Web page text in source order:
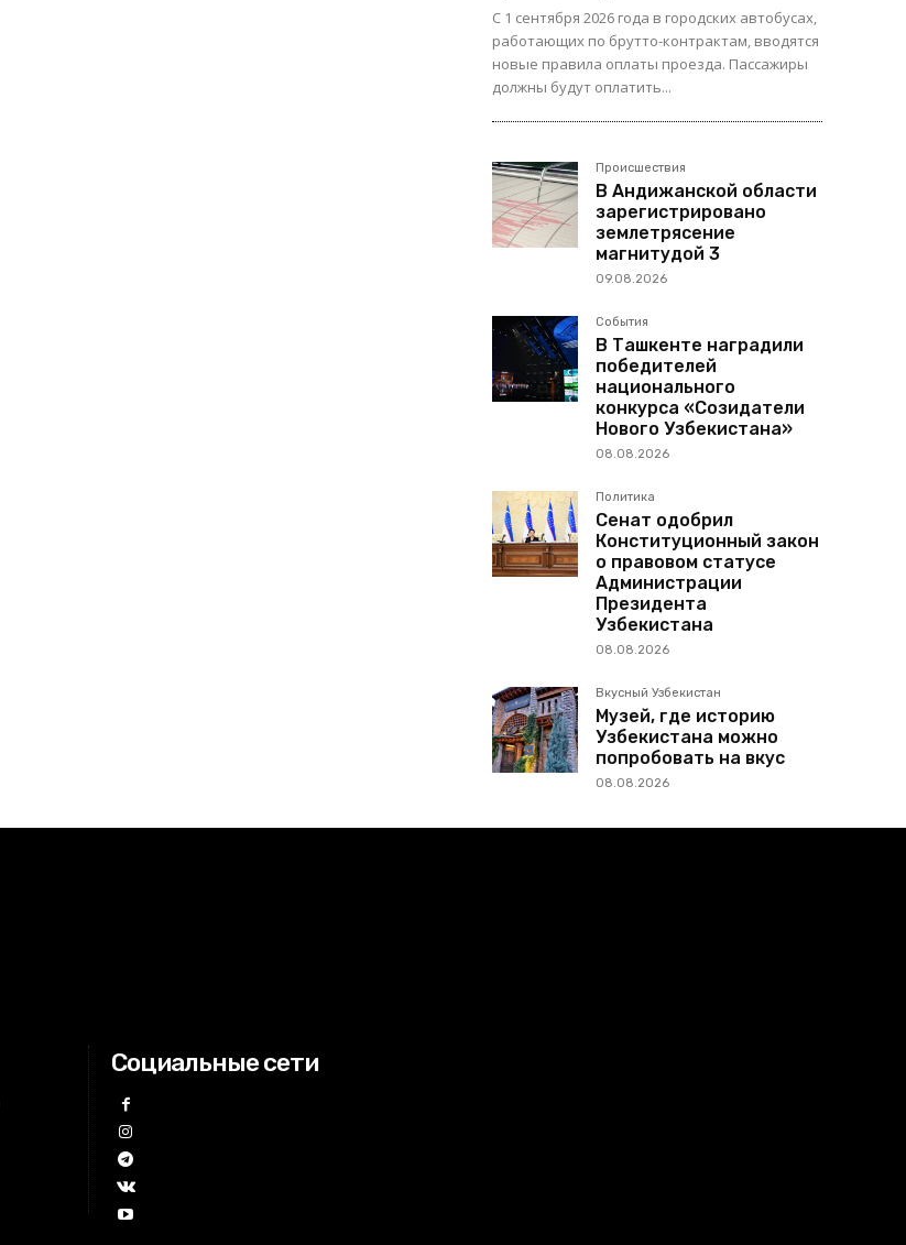
С 1 сентября 2026 года в городских автобусах,
работающих по брутто-контрактам, вводятся
новые правила оплаты проезда. Пассажиры
должны будут оплатить...
Происшествия
В Андижанской области
зарегистрировано
землетрясение
магнитудой 3
09.08.2026
События
В Ташкенте наградили
победителей
национального
конкурса «Созидатели
Нового Узбекистана»
08.08.2026
Политика
Сенат одобрил
Конституционный закон
о правовом статусе
Администрации
Президента
Узбекистана
08.08.2026
Вкусный Узбекистан
Музей, где историю
Узбекистана можно
попробовать на вкус
08.08.2026
Социальные сети